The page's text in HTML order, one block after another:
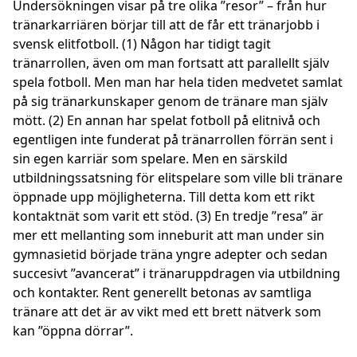
Undersökningen visar på tre olika ”resor” – från hur
tränarkarriären börjar till att de får ett tränarjobb i
svensk elitfotboll. (1) Någon har tidigt tagit
tränarrollen, även om man fortsatt att parallellt själv
spela fotboll. Men man har hela tiden medvetet samlat
på sig tränarkunskaper genom de tränare man själv
mött. (2) En annan har spelat fotboll på elitnivå och
egentligen inte funderat på tränarrollen förrän sent i
sin egen karriär som spelare. Men en särskild
utbildningssatsning för elitspelare som ville bli tränare
öppnade upp möjligheterna. Till detta kom ett rikt
kontaktnät som varit ett stöd. (3) En tredje ”resa” är
mer ett mellanting som inneburit att man under sin
gymnasietid började träna yngre adepter och sedan
succesivt ”avancerat” i tränaruppdragen via utbildning
och kontakter. Rent generellt betonas av samtliga
tränare att det är av vikt med ett brett nätverk som
kan ”öppna dörrar”.